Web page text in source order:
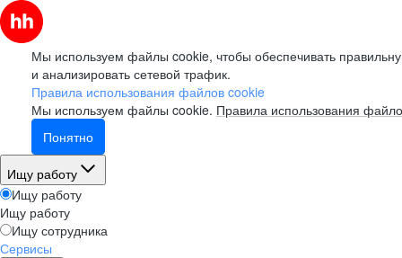
Мы используем файлы cookie, чтобы обеспечивать
и анализировать сетевой трафик.
Правила использования файлов cookie
Мы используем файлы cookie. Правила использования
Понятно
Ищу работу
Ищу работу
Ищу работу
Ищу сотрудника
Сервисы